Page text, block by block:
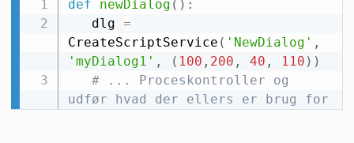
def newDialog ( ) :
   dlg
=
CreateScriptService ( 'NewDialog' ,
'myDialog1' , ( 100 , 200 , 40 , 110 ) )
# ... Proceskontroller og
udfør hvad der ellers er brug for